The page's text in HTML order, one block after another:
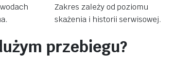
Zakres zależy od poziomu
skażenia i historii serwisowej.
przebiegu?